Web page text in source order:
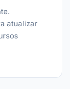
atualizar